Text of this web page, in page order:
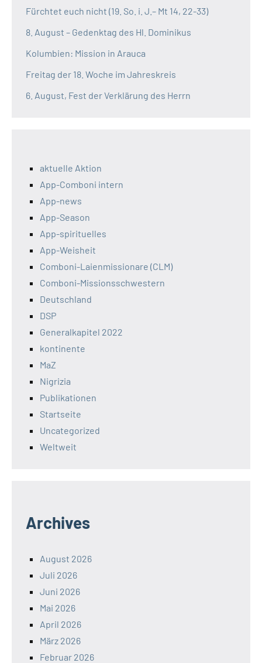
Fürchtet euch nicht (19. So. i. J.– Mt 14, 22-33)
8. August – Gedenktag des Hl. Dominikus
Kolumbien: Mission in Arauca
Freitag der 18. Woche im Jahreskreis
6. August, Fest der Verklärung des Herrn
aktuelle Aktion
App-Comboni intern
App-news
App-Season
App-spirituelles
App-Weisheit
Comboni-Laienmissionare (CLM)
Comboni-Missionsschwestern
Deutschland
DSP
Generalkapitel 2022
kontinente
MaZ
Nigrizia
Publikationen
Startseite
Uncategorized
Weltweit
Archives
August 2026
Juli 2026
Juni 2026
Mai 2026
April 2026
März 2026
Februar 2026